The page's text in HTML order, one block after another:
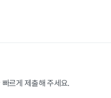
르게 제출해 주세요.